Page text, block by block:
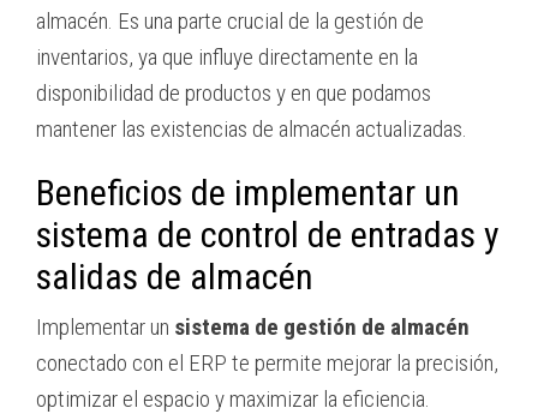
almacén. Es una parte crucial de la gestión de
inventarios, ya que influye directamente en la
disponibilidad de productos y en que podamos
mantener las existencias de almacén actualizadas.
Beneficios de implementar un
sistema de control de entradas y
salidas de almacén
Implementar un sistema de gestión de almacén
conectado con el ERP te permite mejorar la precisión,
optimizar el espacio y maximizar la eficiencia.